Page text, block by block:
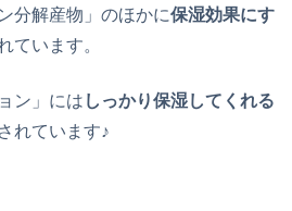
分解産物」のほかに保湿効果にす
ています。
ン」には しっかり保湿してくれる
されています♪